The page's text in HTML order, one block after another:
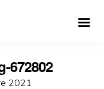
672802
2021